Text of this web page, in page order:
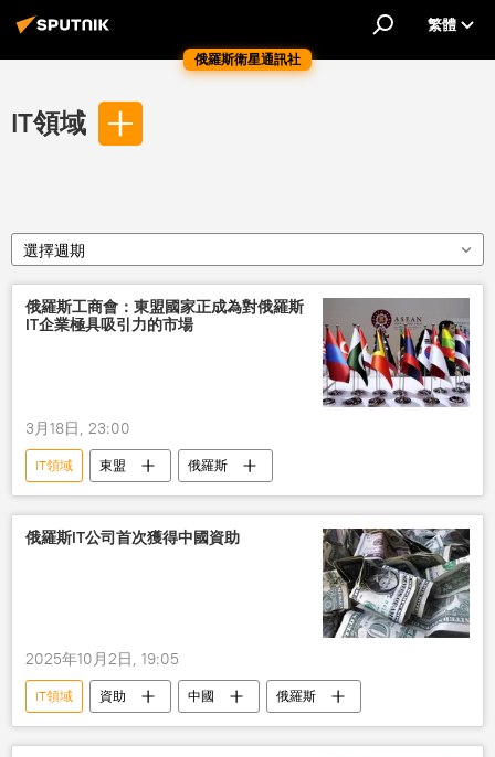
俄羅斯衛星通訊社
繁體
IT領域
選擇週期
俄羅斯工商會：東盟國家正成為對俄羅斯
IT企業極具吸引力的市場
3月18日, 23:00
IT領域 東盟 俄羅斯
俄羅斯IT公司首次獲得中國資助
2025年10月2日, 19:05
IT領域 資助 中國 俄羅斯